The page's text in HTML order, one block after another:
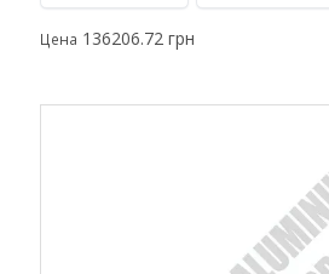
Цена 136206.72 грн